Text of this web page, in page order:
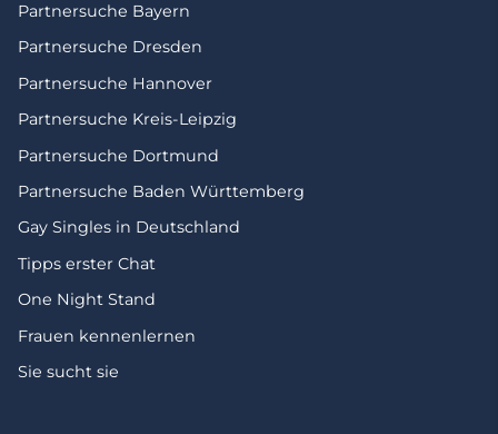
Partnersuche Bayern
Partnersuche Dresden
Partnersuche Hannover
Partnersuche Kreis-Leipzig
Partnersuche Dortmund
Partnersuche Baden Württemberg
Gay Singles in Deutschland
Tipps erster Chat
One Night Stand
Frauen kennenlernen
Sie sucht sie